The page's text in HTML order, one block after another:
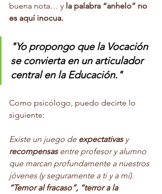
buena nota… y la palabra “anhelo” no
es aquí inocua.
"Yo propongo que la Vocación
se convierta en un articulador
central en la Educación."
Como psicólogo, puedo decirte lo
siguiente:
Existe un juego de expectativas y
recompensas entre profesor y alumno
que marcan profundamente a nuestros
jóvenes (y seguramente a ti y a mí).
“Temor al fracaso”, “terror a la